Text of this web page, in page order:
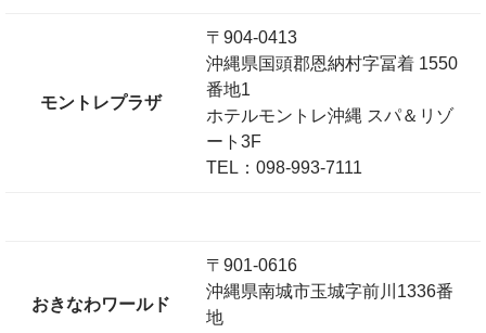
モントレプラザ
〒904-0413
沖縄県国頭郡恩納村字冨着 1550
番地1
ホテルモントレ沖縄 スパ＆リゾ
ート3F
TEL：098-993-7111
おきなわワールド
〒901-0616
沖縄県南城市玉城字前川1336番
地